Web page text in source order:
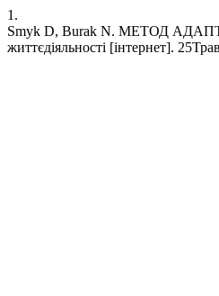
1.
Smyk D, Burak N. МЕТОД
життєдіяльності [інтернет].